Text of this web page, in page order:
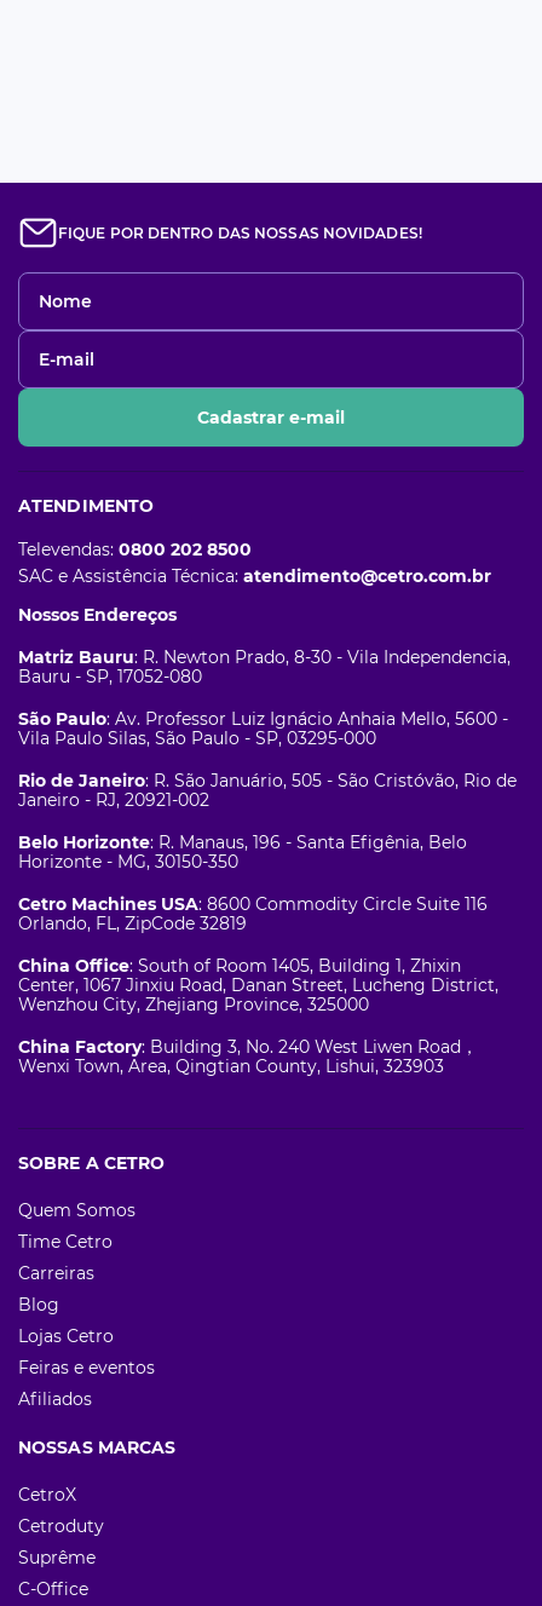
FIQUE POR DENTRO DAS NOSSAS NOVIDADES!
Cadastrar e-mail
ATENDIMENTO
Televendas: 0800 202 8500
SAC e Assistência Técnica: atendimento@cetro.com.br
Nossos Endereços
Matriz Bauru: R. Newton Prado, 8-30 - Vila Independencia,
Bauru - SP, 17052-080
São Paulo: Av. Professor Luiz Ignácio Anhaia Mello, 5600 -
Vila Paulo Silas, São Paulo - SP, 03295-000
Rio de Janeiro: R. São Januário, 505 - São Cristóvão, Rio de
Janeiro - RJ, 20921-002
Belo Horizonte: R. Manaus, 196 - Santa Efigênia, Belo
Horizonte - MG, 30150-350
Cetro Machines USA: 8600 Commodity Circle Suite 116
Orlando, FL, ZipCode 32819
China Office: South of Room 1405, Building 1, Zhixin
Center, 1067 Jinxiu Road, Danan Street, Lucheng District,
Wenzhou City, Zhejiang Province, 325000
China Factory: Building 3, No. 240 West Liwen Road，
Wenxi Town, Area, Qingtian County, Lishui, 323903
SOBRE A CETRO
Quem Somos
Time Cetro
Carreiras
Blog
Lojas Cetro
Feiras e eventos
Afiliados
NOSSAS MARCAS
CetroX
Cetroduty
Suprême
C-Office